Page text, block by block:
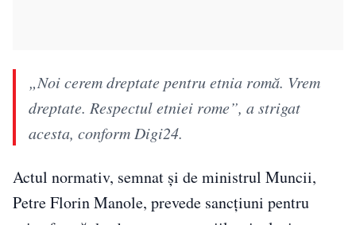
„Noi cerem dreptate pentru etnia romă. Vrem
dreptate. Respectul etniei rome”, a strigat
acesta, conform Digi24.
Actul normativ, semnat și de ministrul Muncii,
Petre Florin Manole, prevede sancțiuni pentru